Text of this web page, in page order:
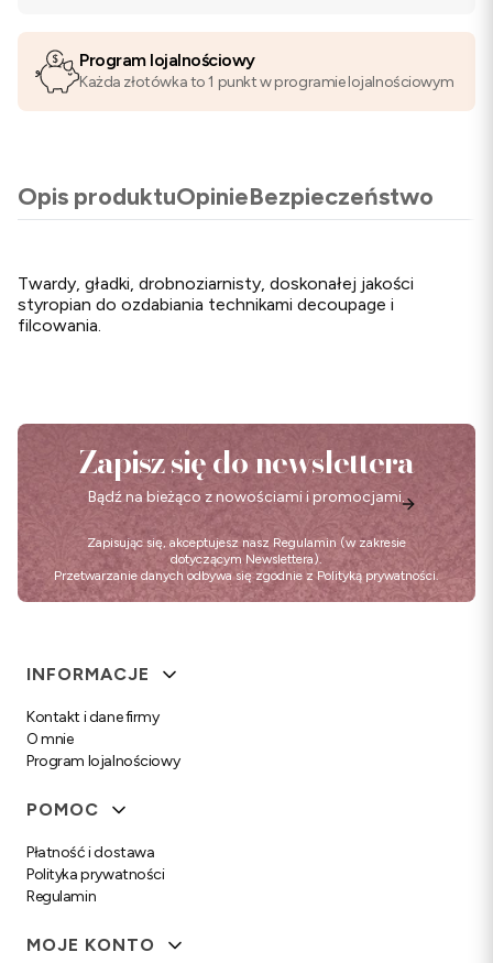
Program lojalnościowy
Każda złotówka to 1 punkt w programie lojalnościowym
Opis produktuOpinieBezpieczeństwo
Twardy, gładki, drobnoziarnisty, doskonałej jakości
styropian do ozdabiania technikami decoupage i
filcowania.
Zapisz się do newslettera
Bądź na bieżąco z nowościami i promocjami.
Zapisując się, akceptujesz nasz Regulamin (w zakresie
dotyczącym Newslettera).
Przetwarzanie danych odbywa się zgodnie z Polityką prywatności.
Linki w stopce
INFORMACJE
Kontakt i dane firmy
O mnie
Program lojalnościowy
POMOC
Płatność i dostawa
Polityka prywatności
Regulamin
MOJE KONTO